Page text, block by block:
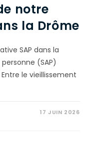
notre
la Drôme
SAP dans la
(SAP)
le vieillissement
17 JUIN 2026